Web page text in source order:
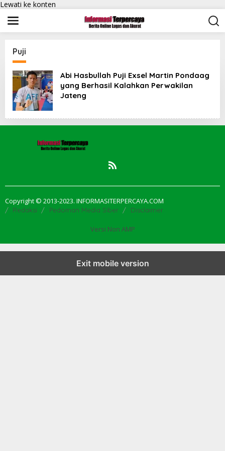
Lewati ke konten
Puji
Abi Hasbullah Puji Exsel Martin Pondaag
yang Berhasil Kalahkan Perwakilan
Jateng
Copyright © 2013-2023. INFORMASITERPERCAYA.COM
Redaksi Pedoman Media Siber Disclaimer
Versi Non AMP
Exit mobile version